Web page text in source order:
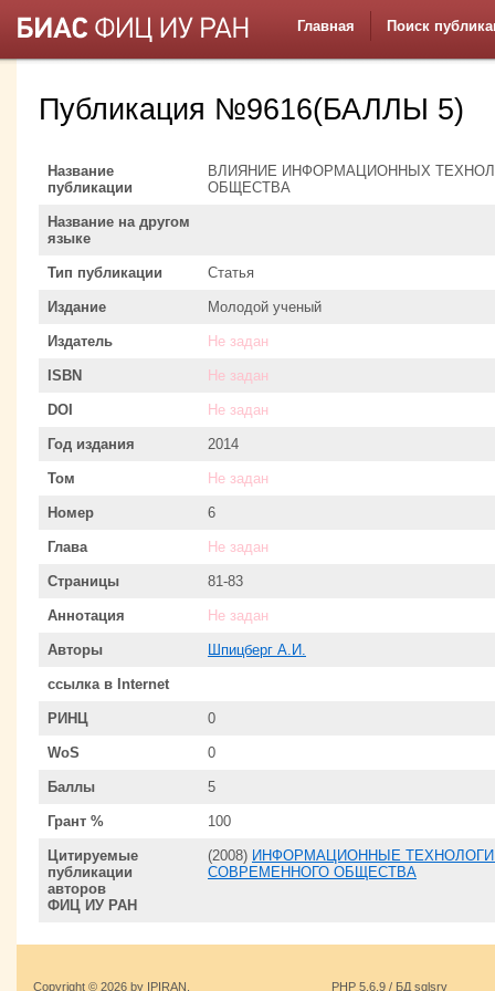
Главная Поиск
Публикация №9616(БАЛЛЫ 5)
Название
публикации
ВЛИЯНИЕ ИНФОРМАЦИОННЫХ
ОБЩЕСТВА
Название на другом
языке
Тип публикации Статья
Издание Молодой ученый
Издатель Не задан
ISBN Не задан
DOI Не задан
Год издания 2014
Том Не задан
Номер 6
Глава Не задан
Страницы 81-83
Аннотация Не задан
Авторы Шпицберг А.И.
ссылка в Internet
РИНЦ 0
WoS 0
Баллы 5
Грант % 100
Цитируемые
публикации
авторов
ФИЦ ИУ РАН
(2008) ИНФОРМАЦИОННЫЕ
СОВРЕМЕННОГО ОБЩЕСТВА
Copyright © 2026 by IPIRAN.
PHP 5.6.9 / БД sqlsrv